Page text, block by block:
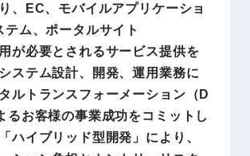
、EC、モバイルアプリケーショ
テム、ポータルサイト
が必要とされるサービス提供を
ステム設計、開発、運用業務に
ルトランスフォーメーション（D
るお客様の事業成功をコミットし
ハイブリッド型開発」により、